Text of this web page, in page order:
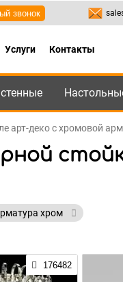
550-95-45
звонок
Услуги Контакты
арт-деко с хромовой
хром
176482